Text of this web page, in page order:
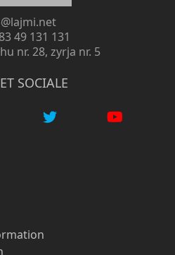
49 131 131
nr. 28, zyrja nr. 5
SOCIALE